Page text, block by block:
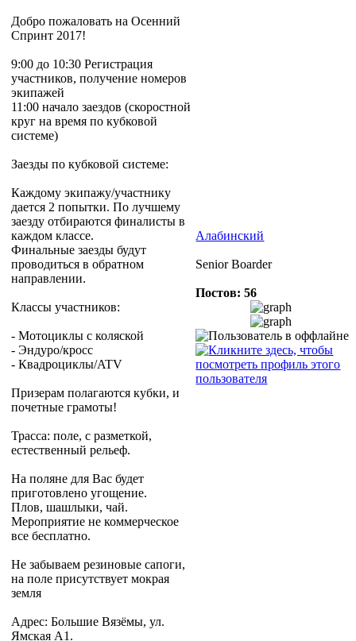
Добро пожаловать на Осенний
Спринт 2017!
9:00 до 10:30 Регистрация
участников, получение номеров
экипажей
11:00 начало заездов (скоростной
круг на время по кубковой
системе)
Заезды по кубковой системе:
Каждому экипажу/участнику
дается 2 попытки. По лучшему
заезду отбираются финалисты в
каждом классе.
Финальные заезды будут
проводиться в обратном
направлении.
Классы участников:
- Мотоциклы с коляской
- Эндуро/кросс
- Квадроциклы/ATV
Призерам полагаются кубки, и
почетные грамоты!
Трасса: поле, с разметкой,
естественный рельеф.
На поляне для Вас будет
приготовлено угощение.
Плов, шашлыки, чай.
Мероприятие не коммерческое
все бесплатно.
Не забываем резиновые сапоги,
на поле присутствует мокрая
земля
Адрес: Большие Вязёмы, ул.
Ямская А1.
Алабинский
Senior Boarder
Постов: 56